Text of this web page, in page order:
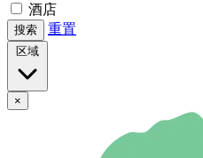
酒店
搜索 重置
区域
×